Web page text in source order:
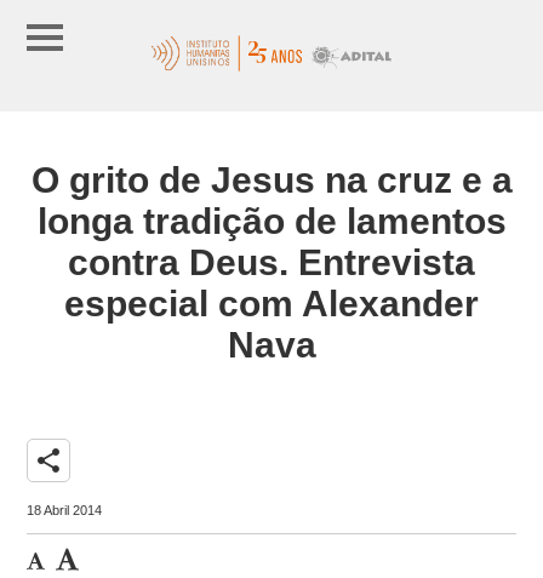
O grito de Jesus na cruz e a
longa tradição de lamentos
contra Deus. Entrevista
especial com Alexander
Nava
share
18 Abril 2014